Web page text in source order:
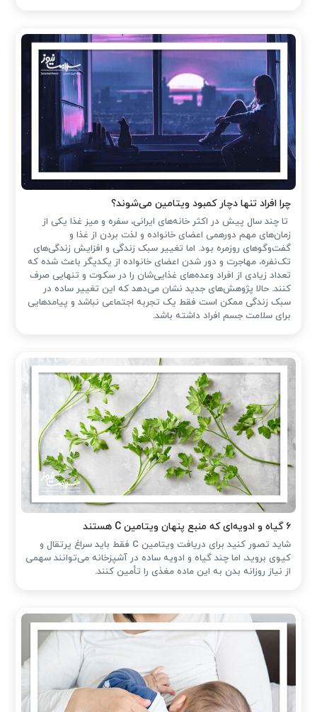
چرا افراد تنها دچار کمبود ویتامین می‌شوند؟
تا چند سال پیش در اکثر خانه‌های ایرانی، سفره و میز غذا یکی از
زمان‌های مهم دورهمی اعضای خانواده و لذت بردن از غذا و
گفت‌وگوهای روزمره بود. اما تغییر سبک زندگی و افزایش زندگی‌های
تک‌نفره، مهاجرت و دور شدن اعضای خانواده از یکدیگر باعث شده که
تعداد زیادی از افراد وعده‌های غذایی‌شان را در سکوت و تنهایی صرف
کنند. حالا پژوهش‌های جدید نشان می‌دهد که این تغییر ساده در
سبک زندگی ممکن است فقط یک تجربه اجتماعی نباشد و پیامدهایی
برای سلامت جسم افراد داشته باشد.
۶ گیاه و ادویه‌ای که منبع پنهان ویتامین C هستند
شاید تصور کنید برای دریافت ویتامین C فقط باید سراغ پرتقال و
کیوی بروید، اما چند گیاه و ادویه ساده در آشپزخانه می‌توانند سهمی
از نیاز روزانه بدن به این ماده مغذی را تأمین کنند.